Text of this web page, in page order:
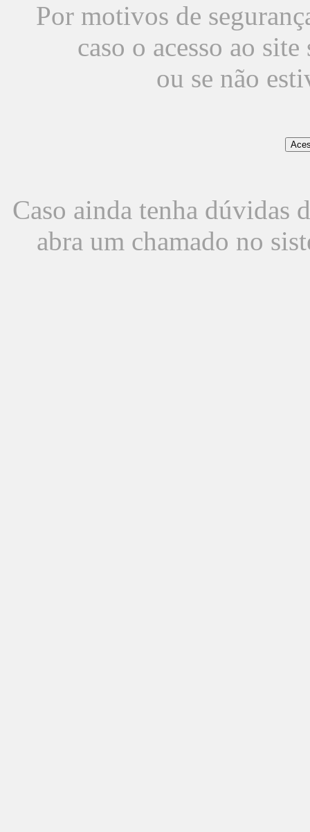
Por motivos de
caso o acesso ao
ou se não
Caso ainda tenha dúvidas
abra um chamado no